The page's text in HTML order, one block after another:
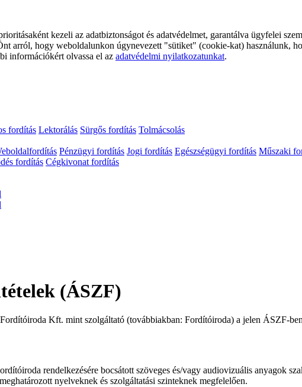
kezeli az adatbiztonságot és adatvédelmet, garantálva ügyfelei
arról, hogy weboldalunkon úgynevezett "sütiket" (cookie-kat) használunk,
információkért olvassa el az adatvédelmi nyilatkozatunkat.
fordítás Lektorálás Sürgős fordítás Tolmácsolás
Pénzügyi fordítás Jogi fordítás Egészségügyi fordítás Műszaki
fordítás Cégkivonat fordítás
(ÁSZF)
Kft. mint szolgáltató (továbbiakban: Fordítóiroda) a jelen ÁSZF-
rendelkezésére bocsátott szöveges és/vagy audiovizuális anyagok
nyelveknek és szolgáltatási szinteknek megfelelően.